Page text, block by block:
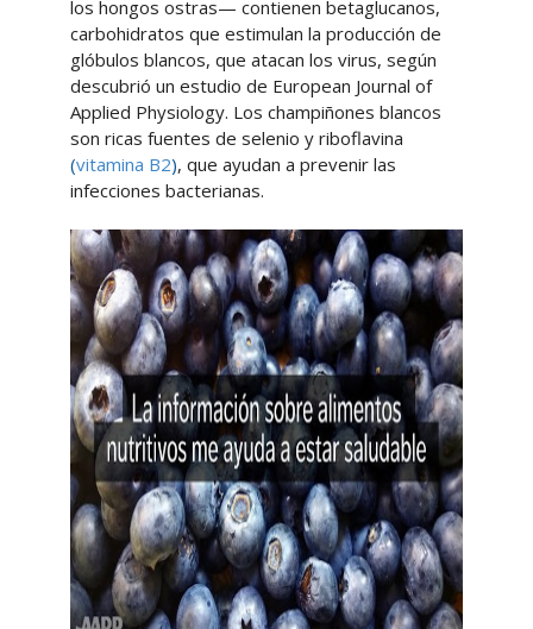
los hongos ostras— contienen betaglucanos,
carbohidratos que estimulan la producción de
glóbulos blancos, que atacan los virus, según
descubrió un estudio de European Journal of
Applied Physiology. Los champiñones blancos
son ricas fuentes de selenio y riboflavina
(vitamina B2), que ayudan a prevenir las
infecciones bacterianas.